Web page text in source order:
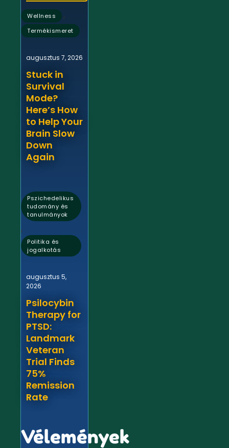
Wellness ,
Termékismeret
augusztus 7, 2026
Stuck in
Survival
Mode?
Here’s How
to Help Your
Brain Slow
Down
Again
Pszichedelikus
tudomány és
tanulmányok
,
Politika és
jogalkotás
augusztus 5,
2026
Psilocybin
Therapy for
PTSD:
Landmark
Veteran
Trial Finds
75%
Remission
Rate
Vélemények